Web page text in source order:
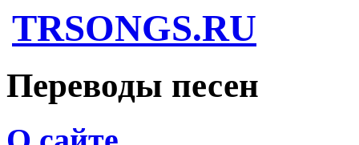
TRSONGS.RU
Переводы песен